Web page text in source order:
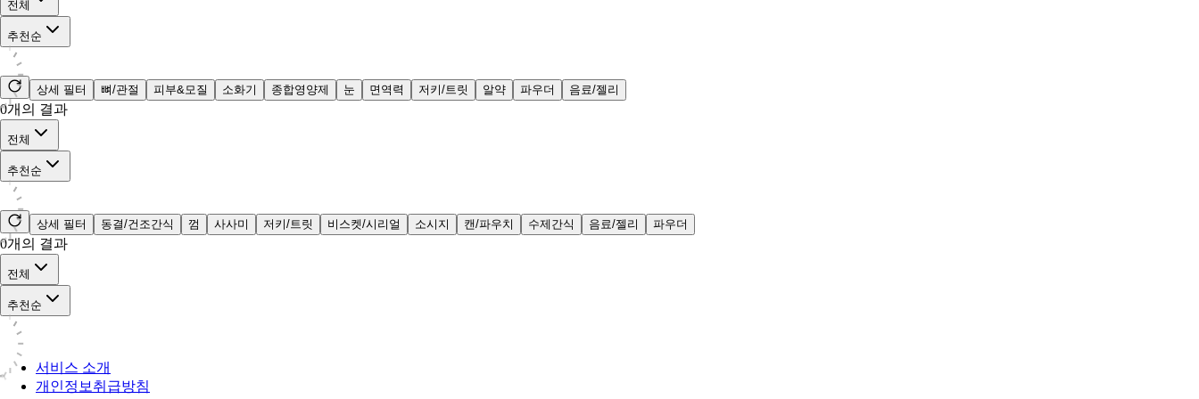
전체
추천순
상세 필터 뼈/관절 피부&모질 소화기 종합영양제 눈 면역력 저키/트릿 알약 파우더 음료/젤리
0개의 결과
전체
추천순
상세 필터 동결/건조간식 껌 사사미 저키/트릿 비스켓/시리얼 소시지 캔/파우치 수제간식 음료/젤리 파우더
0개의 결과
전체
추천순
서비스 소개
개인정보취급방침